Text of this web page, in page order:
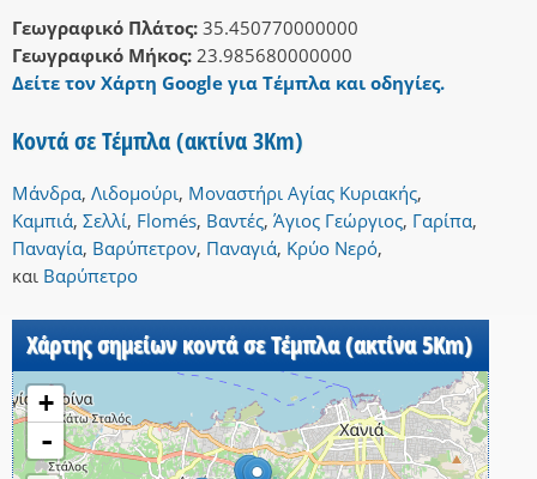
Γεωγραφικό Πλάτος: 35.450770000000
Γεωγραφικό Μήκος: 23.985680000000
Δείτε τον Χάρτη Google για Τέμπλα και οδηγίες.
Κοντά σε Τέμπλα (ακτίνα 3Km)
Μάνδρα, Λιδομούρι, Μοναστήρι Αγίας Κυριακής,
Καμπιά, Σελλί, Flomés, Βαντές, Άγιος Γεώργιος, Γαρίπα,
Παναγία, Βαρύπετρον, Παναγιά, Κρύο Νερό,
και Βαρύπετρο
Χάρτης σημείων κοντά σε Τέμπλα (ακτίνα 5Km)
+
-